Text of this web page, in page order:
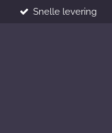
Snelle levering